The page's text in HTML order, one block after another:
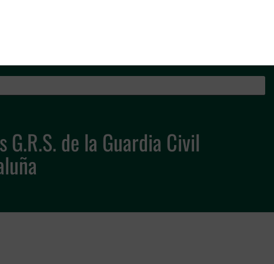
de la Guardia Civil
G.R.S. de la Guardia Civil